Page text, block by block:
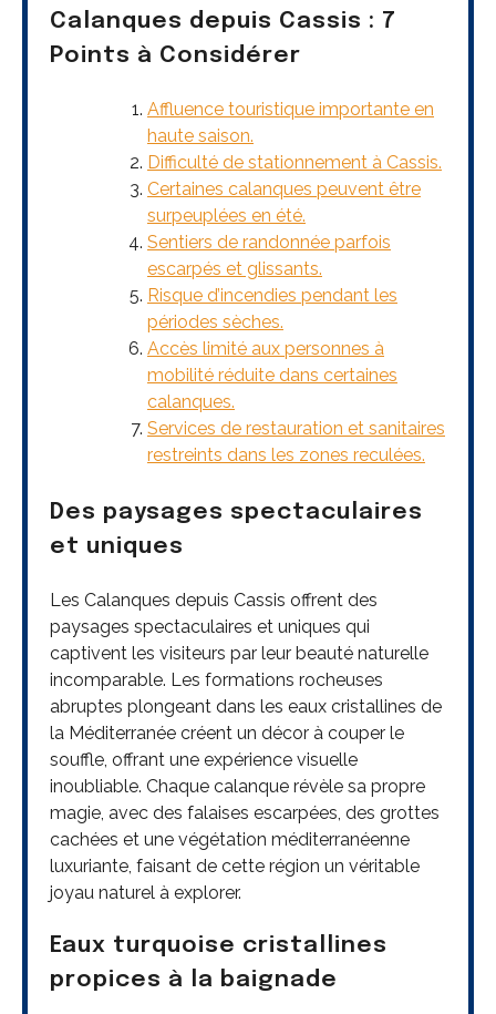
Calanques depuis Cassis : 7
Points à Considérer
Affluence touristique importante en
haute saison.
Difficulté de stationnement à Cassis.
Certaines calanques peuvent être
surpeuplées en été.
Sentiers de randonnée parfois
escarpés et glissants.
Risque d’incendies pendant les
périodes sèches.
Accès limité aux personnes à
mobilité réduite dans certaines
calanques.
Services de restauration et sanitaires
restreints dans les zones reculées.
Des paysages spectaculaires
et uniques
Les Calanques depuis Cassis offrent des
paysages spectaculaires et uniques qui
captivent les visiteurs par leur beauté naturelle
incomparable. Les formations rocheuses
abruptes plongeant dans les eaux cristallines de
la Méditerranée créent un décor à couper le
souffle, offrant une expérience visuelle
inoubliable. Chaque calanque révèle sa propre
magie, avec des falaises escarpées, des grottes
cachées et une végétation méditerranéenne
luxuriante, faisant de cette région un véritable
joyau naturel à explorer.
Eaux turquoise cristallines
propices à la baignade